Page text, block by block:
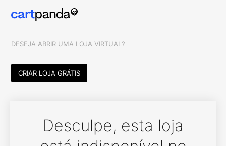
DESEJA ABRIR UMA LOJA VIRTUAL?
CRIAR LOJA GRÁTIS
Desculpe, esta loja